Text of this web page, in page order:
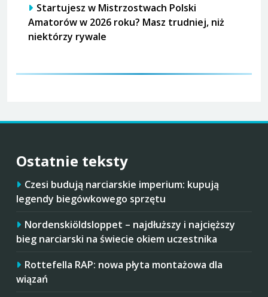
Startujesz w Mistrzostwach Polski
Amatorów w 2026 roku? Masz trudniej, niż
niektórzy rywale
Ostatnie teksty
Czesi budują narciarskie imperium: kupują
legendy biegówkowego sprzętu
Nordenskiöldsloppet – najdłuższy i najcięższy
bieg narciarski na świecie okiem uczestnika
Rottefella RAP: nowa płyta montażowa dla
wiązań